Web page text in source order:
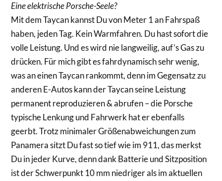
Eine elektrische Porsche-Seele?
Mit dem Taycan kannst Du von Meter 1 an Fahrspaß
haben, jeden Tag. Kein Warmfahren. Du hast sofort die
volle Leistung. Und es wird nie langweilig, auf’s Gas zu
drücken. Für mich gibt es fahrdynamisch sehr wenig,
was an einen Taycan rankommt, denn im Gegensatz zu
anderen E-Autos kann der Taycan seine Leistung
permanent reproduzieren & abrufen – die Porsche
typische Lenkung und Fahrwerk hat er ebenfalls
geerbt. Trotz minimaler Größenabweichungen zum
Panamera sitzt Du fast so tief wie im 911, das merkst
Du in jeder Kurve, denn dank Batterie und Sitzposition
ist der Schwerpunkt 10 mm niedriger als im aktuellen